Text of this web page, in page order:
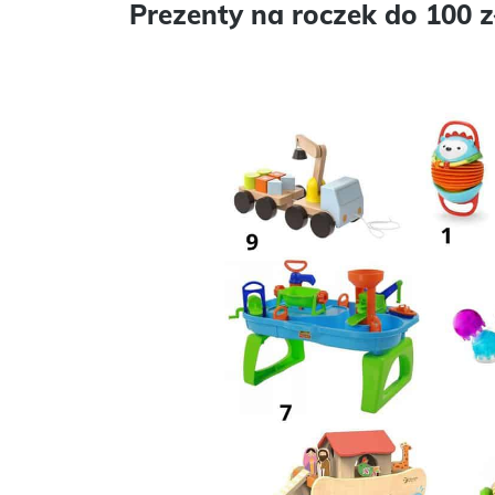
Prezenty na roczek do 100